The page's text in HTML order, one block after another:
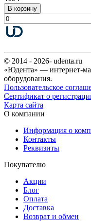
В корзину
© 2014 - 2026- udenta.ru
«Юдента» — интернет-
оборудования.
Пользовательское
Сертификат о
Карта сайта
О компании
Информация о
Контакты
Реквизиты
Покупателю
Акции
Блог
Оплата
Доставка
Возврат и обмен